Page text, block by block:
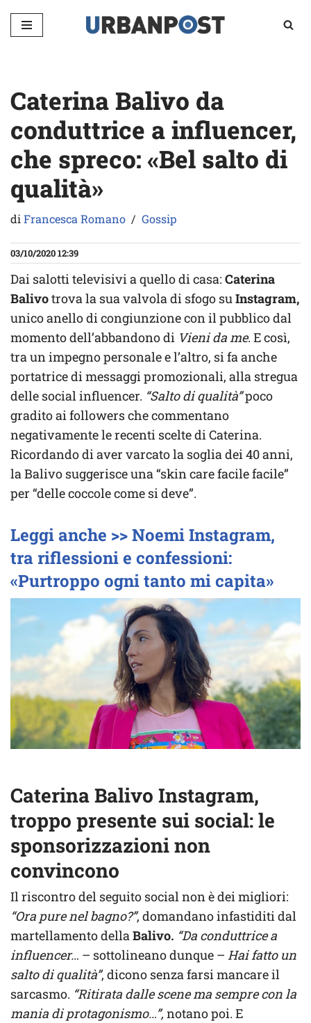
Vai
Caterina Balivo da
conduttrice a influencer,
che spreco: «Bel salto di
qualità»
diFrancesca Romano Gossip
03/10/2020 12:39
Dai salotti televisivi a quello di casa: Caterina
Balivotrova la sua valvola di sfogo suInstagram,
unico anello di congiunzione con il pubblico dal
momento dell’abbandono di Vieni da me. E così,
tra un impegno personale e l’altro, si fa anche
portatrice di messaggi promozionali, alla stregua
delle social influencer. “Salto di qualità”poco
gradito ai followers che commentano
negativamente le recenti scelte di Caterina.
Ricordando di aver varcato la soglia dei 40 anni,
la Balivo suggerisce una “skin care facile facile”
per “delle coccole come si deve”.
Leggi anche >> Noemi Instagram,
tra riflessioni e confessioni:
«Purtroppo ogni tanto mi capita»
Caterina Balivo Instagram,
troppo presente sui social: le
sponsorizzazioni non
convincono
Il riscontro del seguito social non è dei migliori:
“Ora pure nel bagno?”, domandano infastiditi dal
martellamento della Balivo. “Da conduttrice a
influencer… – sottolineano dunque – Hai fatto un
salto di qualità”, dicono senza farsi mancare il
sarcasmo. “Ritirata dalle scene ma sempre con la
mania di protagonismo…”,notano poi. E